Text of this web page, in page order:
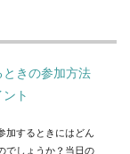
きの参加方法
ト
加するときにはどん
でしょうか？当日の